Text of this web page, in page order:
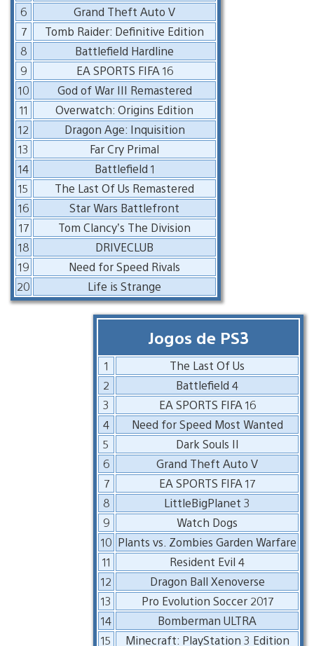
6
Grand Theft Auto V
7
Tomb Raider: Definitive Edition
8
Battlefield Hardline
9
EA SPORTS FIFA 16
10
God of War III Remastered
11
Overwatch: Origins Edition
12
Dragon Age: Inquisition
13
Far Cry Primal
14
Battlefield 1
15
The Last Of Us Remastered
16
Star Wars Battlefront
17
Tom Clancy’s The Division
18
DRIVECLUB
19
Need for Speed Rivals
20
Life is Strange
Jogos de PS3
1
The Last Of Us
2
Battlefield 4
3
EA SPORTS FIFA 16
4
Need for Speed Most Wanted
5
Dark Souls II
6
Grand Theft Auto V
7
EA SPORTS FIFA 17
8
LittleBigPlanet 3
9
Watch Dogs
10 Plants vs. Zombies Garden Warfare
11
Resident Evil 4
12
Dragon Ball Xenoverse
13
Pro Evolution Soccer 2017
14
Bomberman ULTRA
15
Minecraft: PlayStation 3 Edition